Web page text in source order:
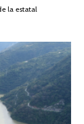
la estatal